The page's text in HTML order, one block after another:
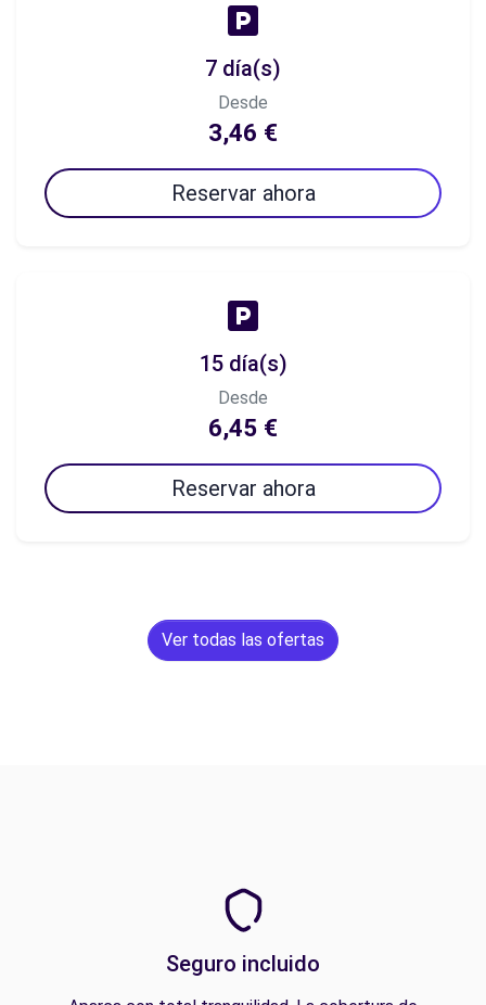
7 día(s)
Desde
3,46 €
Reservar ahora
15 día(s)
Desde
6,45 €
Reservar ahora
Ver todas las ofertas
Seguro incluido